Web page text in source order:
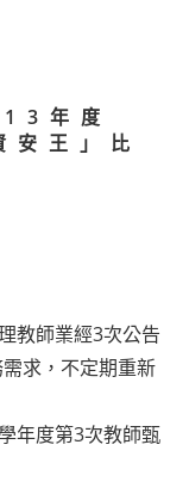
年度
王」比
教師業經3次公告
求，不定期重新
年度第3次教師甄